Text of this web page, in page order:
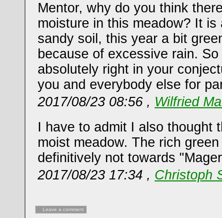
Mentor, why do you think
moisture in this meadow? It is
sandy soil, this year a bit
because of excessive rain.
absolutely right in your
you and everybody else for
2017/08/23 08:56 , Wilfried
I have to admit I also thought
moist meadow. The rich
definitively not towards
2017/08/23 17:34 , Christoph
Leave a comment